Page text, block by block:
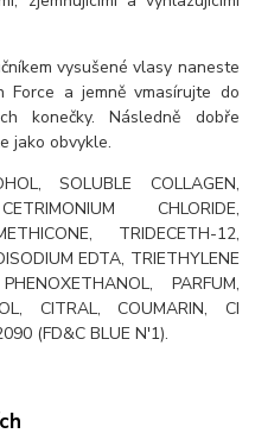
vysušené vlasy naneste
Force a jemně vmasírujte do
konečky. Následně dobře
jako obvykle.
SOLUBLE COLLAGEN,
CHLORIDE,
TRIDECETH-12,
EDTA, TRIETHYLENE
PARFUM,
CITRAL, COUMARIN, CI
(FD&C BLUE N'1).